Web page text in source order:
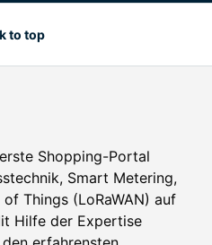
to top
Shopping-Portal
Smart Metering,
Things (LoRaWAN) auf
Hilfe der Expertise